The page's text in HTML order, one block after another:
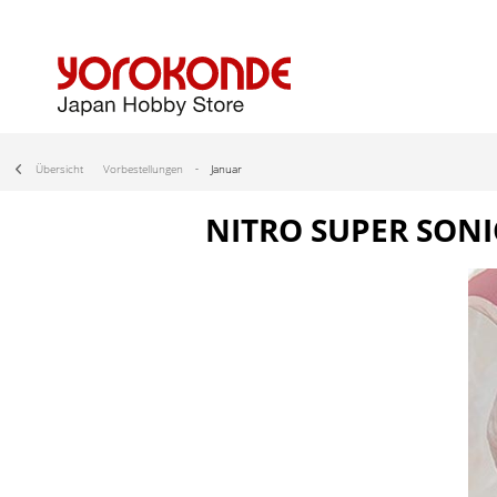
Übersicht Vorbestellungen Januar
NITRO SUPER